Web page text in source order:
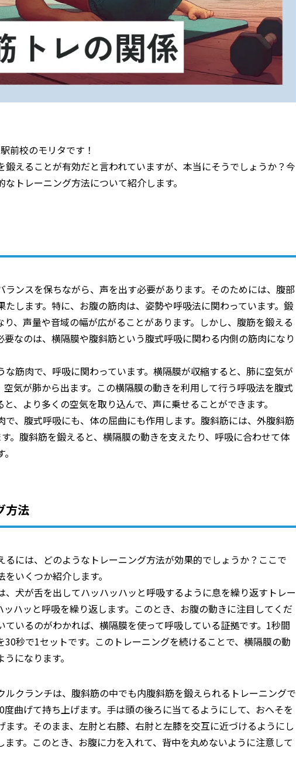
前校のモリタです！
えることが有効だと言われていますが、本当にそうでしょうか？今
トレーニング方法について紹介します。
ンスを保ちながら、声を出す必要があります。そのためには、腹部
します。特に、お腹の筋肉は、姿勢や呼吸法に関わっています。鍛
、声量や音域の幅が広がることがあります。しかし、腹筋を鍛える
なのは、横隔膜や腹斜筋という腹式呼吸に関わる内側の筋肉になり
筋肉で、呼吸に関わっています。横隔膜が収縮すると、肺に空気が
気が肺から出ます。この横隔膜の動きを利用して行う呼吸法を腹式
、より多くの空気を取り込んで、声に乗せることができます。
、腹式呼吸にも、体の屈曲にも作用します。腹斜筋には、外腹斜筋
。腹斜筋を鍛えると、横隔膜の動きを支えたり、呼吸に合わせて体
方法
には、どのようなトレーニング方法が効果的でしょうか？ここで
いくつか紹介します。
、犬が舌を出してハッハッハッと呼吸するように息を繰り返すトレー
ハッと呼吸を繰り返します。このとき、お腹の動きに注目してくだ
ているのがわかれば、横隔膜を使って呼吸している証拠です。1秒間
30秒で1セットです。このトレーニングを続けることで、横隔膜の動
になります。
ルクランチは、腹斜筋の中でも内腹斜筋を鍛えられるトレーニングで
曲げて持ち上げます。手は頭の後ろに当てるようにして、おへそを
す。そのまま、左肘と右膝、右肘と左膝を交互に近づけるようにし
す。このとき、お腹に力を入れて、背中を丸めないように注意して